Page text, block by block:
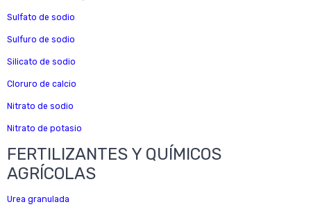
Sulfato de sodio
Sulfuro de sodio
Silicato de sodio
Cloruro de calcio
Nitrato de sodio
Nitrato de potasio
FERTILIZANTES Y QUÍMICOS
AGRÍCOLAS
Urea granulada